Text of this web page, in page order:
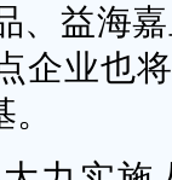
、益海
企业也